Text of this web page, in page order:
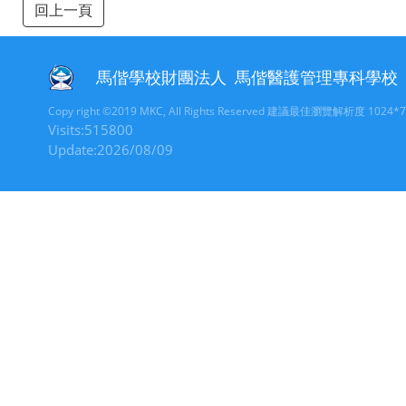
回上一頁
馬偕學校財團法人 馬偕醫護管理專科學校
Copy right ©2019 MKC, All Rights Reserved 建議最佳瀏覽解析度
Visits:515800
Update:2026/08/09